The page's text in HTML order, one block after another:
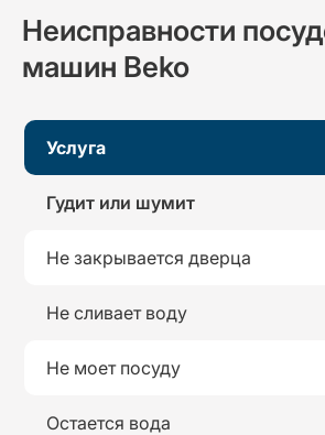
Неисправности
машин Beko
Услуга
Гудит или шумит
Не закрывается дверца
Не сливает воду
Не моет посуду
Остается вода